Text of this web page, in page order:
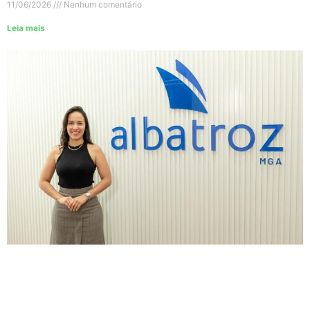
11/06/2026 Nenhum comentário
Leia mais